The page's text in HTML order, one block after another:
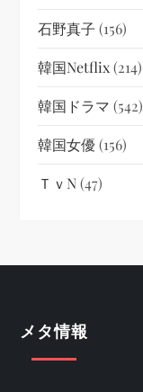
石野真子 (156)
韓国netflix(214)
韓国ドラマ (542)
韓国女優(156)
ＴｖN(47)
メタ情報